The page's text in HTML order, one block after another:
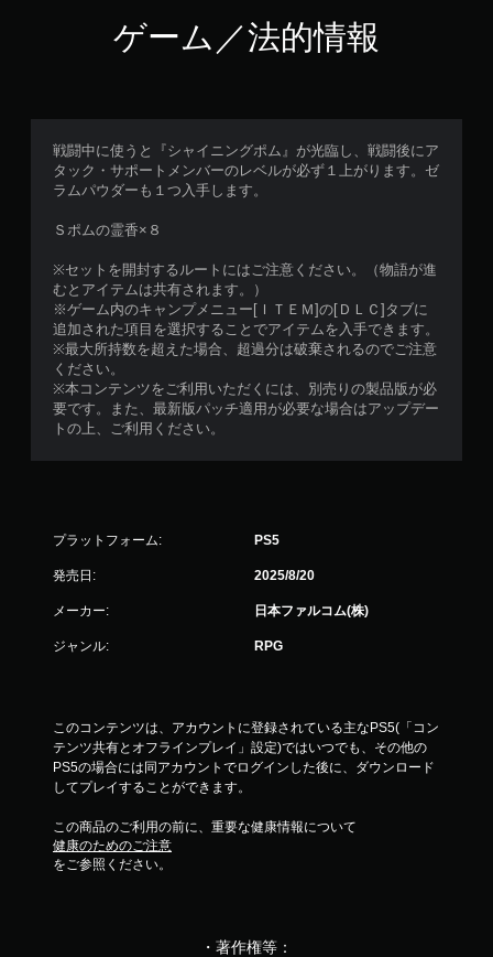
ゲーム／法的情報
戦闘中に使うと『シャイニングポム』が光臨し、戦闘後にア
タック・サポートメンバーのレベルが必ず１上がります。ゼ
ラムパウダーも１つ入手します。
Ｓポムの霊香×８
※セットを開封するルートにはご注意ください。（物語が進
むとアイテムは共有されます。）
※ゲーム内のキャンプメニュー[ＩＴＥＭ]の[ＤＬＣ]タブに
追加された項目を選択することでアイテムを入手できます。
※最大所持数を超えた場合、超過分は破棄されるのでご注意
ください。
※本コンテンツをご利用いただくには、別売りの製品版が必
要です。また、最新版パッチ適用が必要な場合はアップデー
トの上、ご利用ください。
プラットフォーム: PS5
発売日: 2025/8/20
メーカー: 日本ファルコム(株)
ジャンル: RPG
このコンテンツは、アカウントに登録されている主なPS5(「コン
テンツ共有とオフラインプレイ」設定)ではいつでも、その他の
PS5の場合には同アカウントでログインした後に、ダウンロード
してプレイすることができます。
この商品のご利用の前に、重要な健康情報について
健康のためのご注意
をご参照ください。
・著作権等：